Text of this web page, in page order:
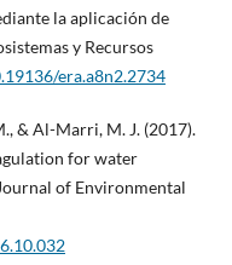
la aplicación de
y Recursos
era.a8n2.2734
& Al-Marri, M. J. (2017).
for water
of Environmental